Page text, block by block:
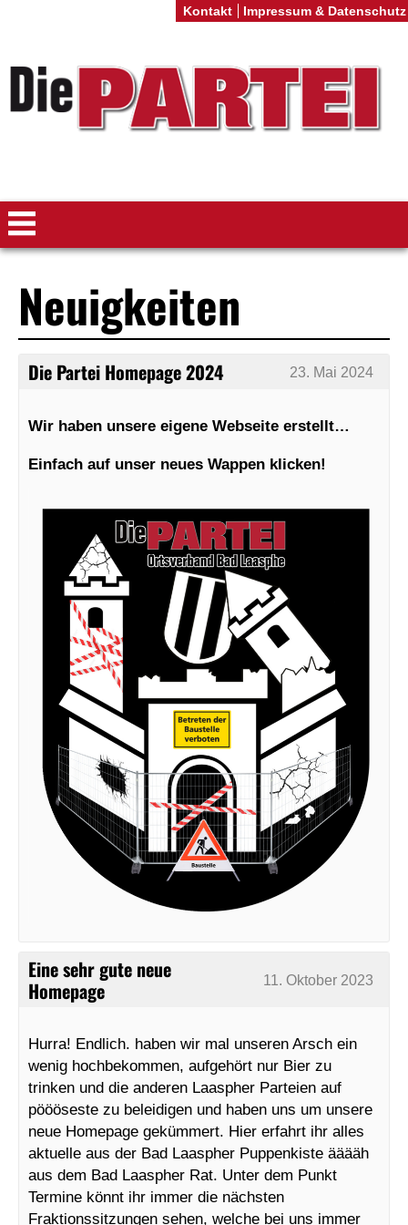
Neuigkeiten
Die Partei Homepage 2024 23. Mai 2024
Wir haben unsere eigene Webseite erstellt…
Einfach auf unser neues Wappen klicken!
Eine sehr gute neue
Homepage
11. Oktober 2023
Hurra! Endlich. haben wir mal unseren Arsch ein
wenig hochbekommen, aufgehört nur Bier zu
trinken und die anderen Laaspher Parteien auf
pöööseste zu beleidigen und haben uns um unsere
neue Homepage gekümmert. Hier erfahrt ihr alles
aktuelle aus der Bad Laaspher Puppenkiste ääääh
aus dem Bad Laaspher Rat. Unter dem Punkt
Termine könnt ihr immer die nächsten
Fraktionssitzungen sehen, welche bei uns immer
Kontakt Impressum & Datenschutz